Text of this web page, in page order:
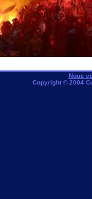
Nous
Copyright © 2004